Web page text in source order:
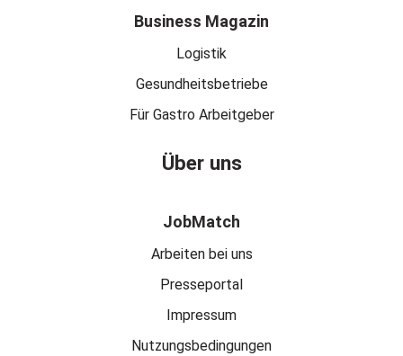
Business Magazin
Logistik
Gesundheitsbetriebe
Für Gastro Arbeitgeber
Über uns
JobMatch
Arbeiten bei uns
Presseportal
Impressum
Nutzungsbedingungen